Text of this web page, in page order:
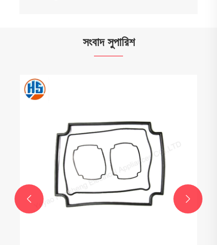
সংবাদ সুপারিশ
 